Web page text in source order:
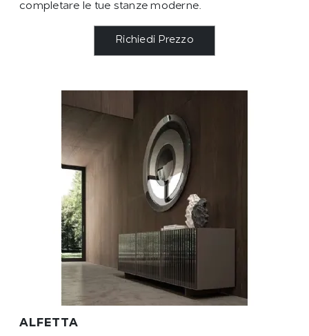
completare le tue stanze moderne.
Richiedi Prezzo
ALFETTA